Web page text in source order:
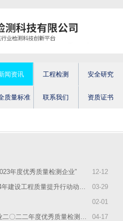
闻资讯 工程检测 安全研究
质量标准 联系我们 资质证书
12-12
年度优秀质量检测企业”
03-29
工程质量提升行动动员部署大会
02-01
04-17
二二年度优秀质量检测企业”